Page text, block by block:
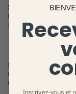
Silhouette en 8 ou
Les jupes taille
de rester sobres.
Coupes fluides
Éviter l’excès
Silhouette pulpeuse
Les jupes vintage en
tombé élégant.
Inscrivez-vous et